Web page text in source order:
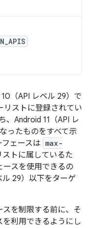
（API レベル 29）で
リストに登録されてい
、Android 11（API レ
ったものをすべて示
ェースは max-
ストに属しているた
スを使用できるの
29）以下をターゲ
を制限する前に、そ
利用できるようにし